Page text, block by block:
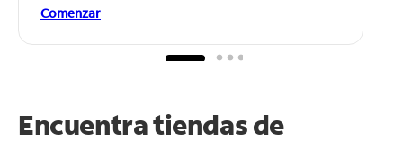
Comenzar
Encuentra tiendas de